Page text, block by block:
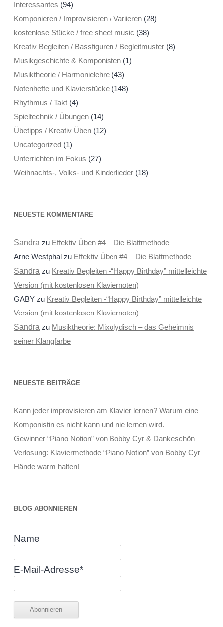
Interessantes (94)
Komponieren / Improvisieren / Variieren(28)
kostenlose Stücke / free sheet music (38)
Kreativ Begleiten / Bassfiguren / Begleitmuster(8)
Musikgeschichte & Komponisten(1)
Musiktheorie / Harmonielehre(43)
Notenhefte und Klavierstücke(148)
Rhythmus / Takt(4)
Spieltechnik / Übungen(14)
Übetipps / Kreativ Üben(12)
Uncategorized(1)
Unterrichten im Fokus (27)
Weihnachts-, Volks- und Kinderlieder(18)
NEUESTE KOMMENTARE
Sandra zu Effektiv Üben #4 – Die Blattmethode
Arne Westphalzu Effektiv Üben #4 – Die Blattmethode
Sandra zu Kreativ Begleiten -“Happy Birthday” mittelleichte
Version (mit kostenlosen Klaviernoten)
GABYzu Kreativ Begleiten -“Happy Birthday” mittelleichte
Version (mit kostenlosen Klaviernoten)
Sandra zu Musiktheorie: Mixolydisch – das Geheimnis
seiner Klangfarbe
NEUESTE BEITRÄGE
Kann jeder improvisieren am Klavier lernen? Warum eine
Komponistin es nicht kann und nie lernen wird.
Gewinner “Piano Notion” von Bobby Cyr & Dankeschön
Verlosung: Klaviermethode “Piano Notion” von Bobby Cyr
Hände warm halten!
BLOG ABONNIEREN
Name
E-Mail-Adresse*